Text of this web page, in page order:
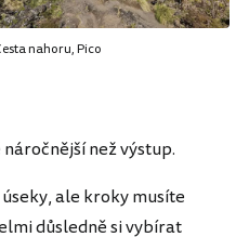
nahoru, Pico
než výstup.
ale kroky musíte
důsledně si vybírat